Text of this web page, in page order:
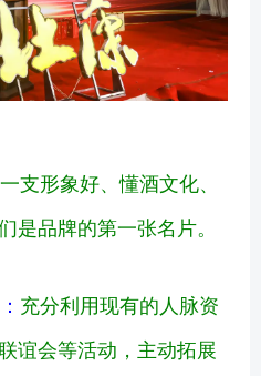
支形象好、懂酒文化、
是品牌的第一张名片。
充分利用现有的人脉资
谊会等活动，主动拓展